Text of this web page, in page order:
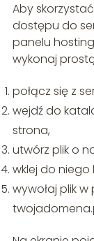
Aby
dostępu do
panelu
wykonaj
połącz się z
wejdź do
strona,
utwórz plik o
wklej do niego
wywołaj plik